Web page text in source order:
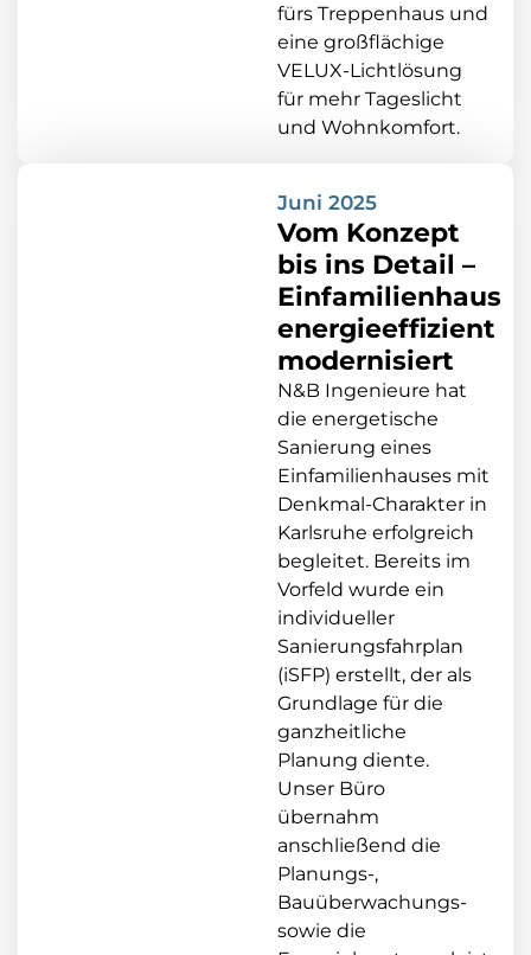
fürs Treppenhaus und
eine großflächige
VELUX-Lichtlösung
für mehr Tageslicht
und Wohnkomfort.
Juni 2025
Vom Konzept
bis ins Detail –
Einfamilienhaus
energieeffizient
modernisiert
N&B Ingenieure hat
die energetische
Sanierung eines
Einfamilienhauses mit
Denkmal-Charakter in
Karlsruhe erfolgreich
begleitet. Bereits im
Vorfeld wurde ein
individueller
Sanierungsfahrplan
(iSFP) erstellt, der als
Grundlage für die
ganzheitliche
Planung diente.
Unser Büro
übernahm
anschließend die
Planungs-,
Bauüberwachungs-
sowie die